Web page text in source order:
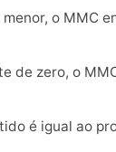
o MMC
de zero, o
é igual ao